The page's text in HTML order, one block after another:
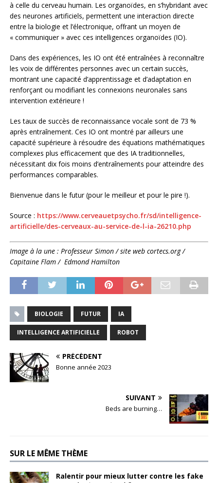
à celle du cerveau humain. Les organoïdes, en s’hybridant avec
des neurones artificiels, permettent une interaction directe
entre la biologie et l’électronique, offrant un moyen de
« communiquer » avec ces intelligences organoïdes (IO).
Dans des expériences, les IO ont été entraînées à reconnaître
les voix de différentes personnes avec un certain succès,
montrant une capacité d’apprentissage et d’adaptation en
renforçant ou modifiant les connexions neuronales sans
intervention extérieure !
Les taux de succès de reconnaissance vocale sont de 73 %
après entraînement. Ces IO ont montré par ailleurs une
capacité supérieure à résoudre des équations mathématiques
complexes plus efficacement que des IA traditionnelles,
nécessitant dix fois moins d’entraînements pour atteindre des
performances comparables.
Bienvenue dans le futur (pour le meilleur et pour le pire !).
Source : https://www.cerveauetpsycho.fr/sd/intelligence-
artificielle/des-cerveaux-au-service-de-l-ia-26210.php
Image à la une : Professeur Simon / site web cortecs.org /
Capitaine Flam / Edmond Hamilton
BIOLOGIE FUTUR IA
INTELLIGENCE ARTIFICIELLE ROBOT
PRÉCÉDENT
Bonne année 2023
SUIVANT
Beds are burning…
SUR LE MÊME THÈME
Ralentir pour mieux lutter contre les fake